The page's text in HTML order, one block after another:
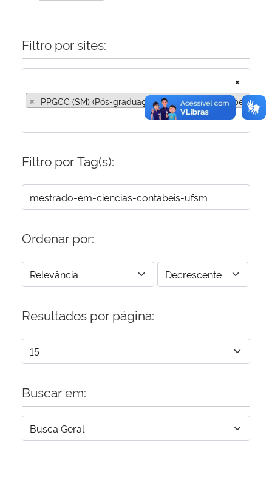
Filtro por sites:
×
× PPGCC (SM) (Pós-graduação em Ciências Contábeis –
Filtro por Tag(s):
Ordenar por:
Resultados por página:
Buscar em: